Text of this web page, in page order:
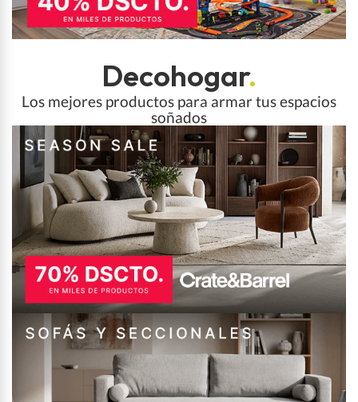
Decohogar.
Los mejores productos para armar tus espacios
soñados